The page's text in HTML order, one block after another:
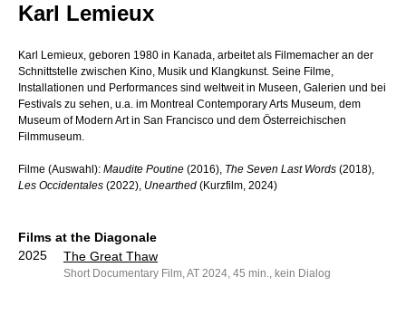
Karl Lemieux
Karl Lemieux, geboren 1980 in Kanada, arbeitet als Filmemacher an der
Schnittstelle zwischen Kino, Musik und Klangkunst. Seine Filme,
Installationen und Performances sind weltweit in Museen, Galerien und bei
Festivals zu sehen, u.a. im Montreal Contemporary Arts Museum, dem
Museum of Modern Art in San Francisco und dem Österreichischen
Filmmuseum.
Filme (Auswahl): Maudite Poutine (2016), The Seven Last Words (2018),
Les Occidentales (2022), Unearthed (Kurzfilm, 2024)
Films at the Diagonale
2025
The Great Thaw
Short Documentary Film, AT 2024, 45 min., kein Dialog